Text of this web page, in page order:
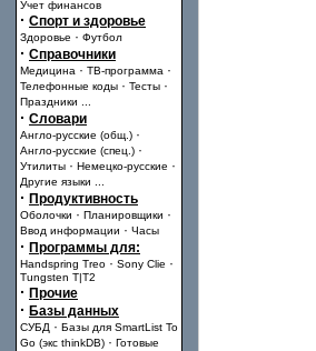
Учет финансов
· Спорт и здоровье
Здоровье · Футбол
· Справочники
Медицина · ТВ-программа ·
Телефонные коды · Тесты ·
Праздники
· Словари
Англо-русские (общ.) ·
Англо-русские (спец.) ·
Утилиты · Немецко-русские ·
Другие языки
· Продуктивность
Оболочки · Планировщики ·
Ввод информации · Часы
· Программы для:
Handspring Treo · Sony Clie ·
Tungsten T|T2
· Прочие
· Базы данных
СУБД · Базы для SmartList To
Go (экс thinkDB) · Готовые